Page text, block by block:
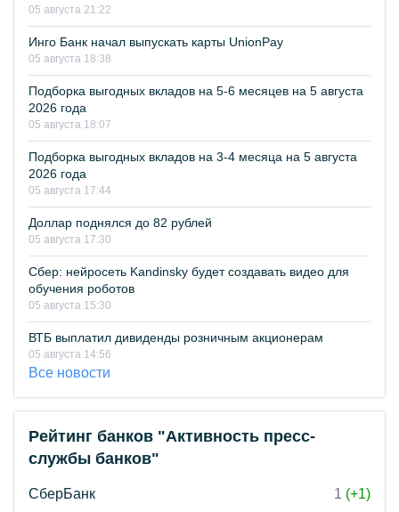
05 августа 21:22
Инго Банк начал выпускать карты UnionPay
05 августа 18:38
Подборка выгодных вкладов на 5-6 месяцев на 5 августа
2026 года
05 августа 18:07
Подборка выгодных вкладов на 3-4 месяца на 5 августа
2026 года
05 августа 17:44
Доллар поднялся до 82 рублей
05 августа 17:30
Сбер: нейросеть Kandinsky будет создавать видео для
обучения роботов
05 августа 15:30
ВТБ выплатил дивиденды розничным акционерам
05 августа 14:56
Все новости
Рейтинг банков "Активность пресс-
службы банков"
СберБанк 1 (+1)